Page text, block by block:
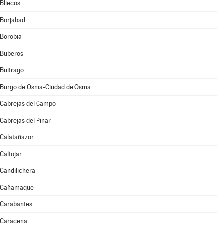
Bliecos
Borjabad
Borobia
Buberos
Buitrago
Burgo de Osma-Ciudad de Osma
Cabrejas del Campo
Cabrejas del Pinar
Calatañazor
Caltojar
Candilichera
Cañamaque
Carabantes
Caracena